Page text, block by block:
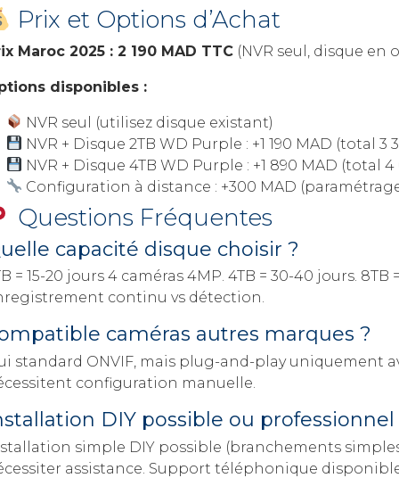
Prix et Options d’Achat
Maroc 2025 : 2 190 MAD TTC (NVR seul, disque en
disponibles :
NVR seul (utilisez disque existant)
NVR + Disque 2TB WD Purple : +1 190 MAD (total 3
NVR + Disque 4TB WD Purple : +1 890 MAD (total
Configuration à distance : +300 MAD
Questions Fréquentes
capacité disque choisir ?
= 15-20 jours 4 caméras 4MP. 4TB = 30-40 jours.
continu vs détection.
caméras autres marques ?
standard ONVIF, mais plug-and-play uniquement
configuration manuelle.
DIY possible ou
simple DIY possible (branchements
assistance. Support téléphonique